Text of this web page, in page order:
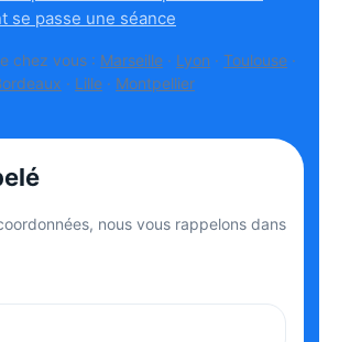
se passe une séance
chez vous : Marseille · Lyon · Toulouse ·
· Lille · Montpellier
nous vous rappelons dans